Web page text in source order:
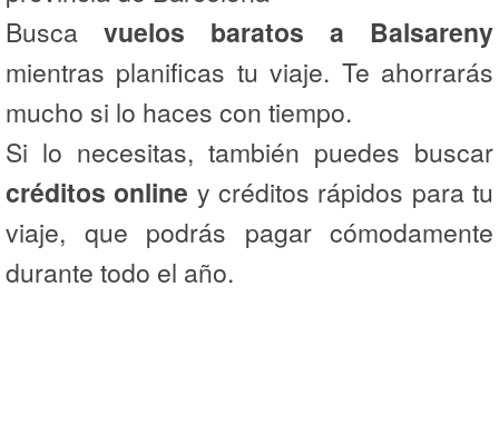
Busca vuelos baratos a Balsareny
mientras planificas tu viaje. Te ahorrarás
mucho si lo haces con tiempo.
Si lo necesitas, también puedes buscar
créditos online y créditos rápidos para tu
viaje, que podrás pagar cómodamente
durante todo el año.